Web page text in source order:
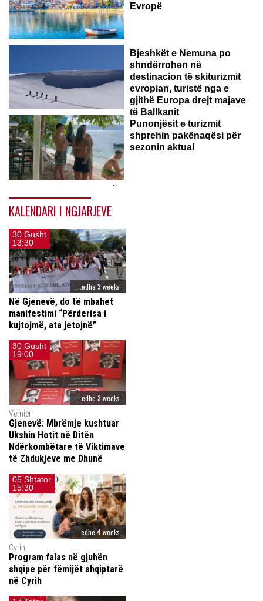
Evropë
Destinacioni natyror mes Shqipërisë dhe Maqedonisë së Veriut
Bjeshkët e Nemuna po
shndërrohen në
destinacion të skiturizmit
evropian, turistë nga e
gjithë Europa drejt majave
të Ballkanit
Prishtinë/ Pejë, Në majë të Trekufirit, 2.366 metra mbi nivelin e...
Punonjësit e turizmit
shprehin pakënaqësi për
sezonin aktual
Çarshia e Ohrit këto ditë shfaqet me mbeturina kudo, përveç
në...
KALENDARI I NGJARJEVE
30 Gusht
13:30
...edhe 3 weeks
Në Gjenevë, do të mbahet
manifestimi “Përderisa i
kujtojmë, ata jetojnë”
30 Gusht
19:00
...edhe 3 weeks
Vernier
Gjenevë: Mbrëmje kushtuar
Ukshin Hotit në Ditën
Ndërkombëtare të Viktimave
të Zhdukjeve me Dhunë
05 Shtator
15:30
...edhe 4 weeks
Cyrih
Program falas në gjuhën
shqipe për fëmijët shqiptarë
në Cyrih